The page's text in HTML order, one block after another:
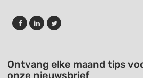
Ontvang elke maand tips
onze nieuwsbrief